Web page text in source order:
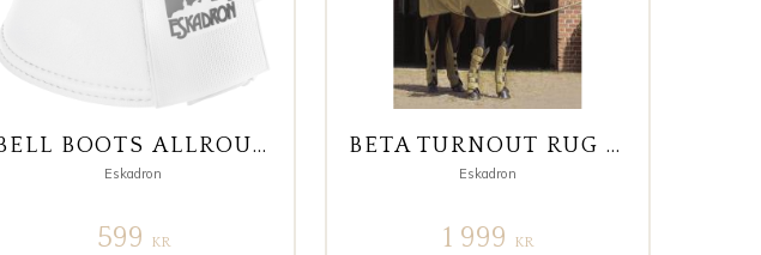
BELL BOOTS ALLROUND FÅRSKINN
Eskadron
599 KR
BETA TURNOUT RUG 1680D 150G
Eskadron
1 999 KR